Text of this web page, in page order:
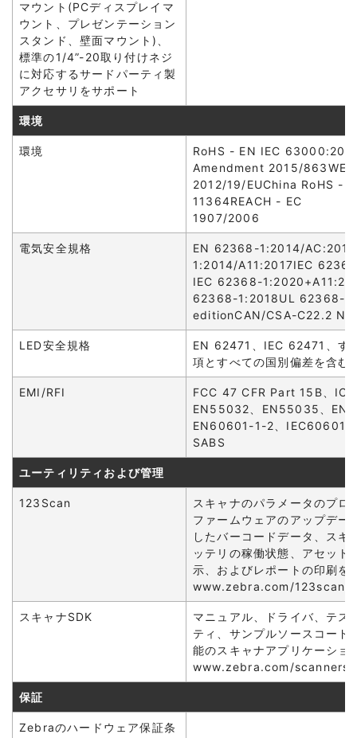
マウント(PCディスプレイマ
ウント、プレゼンテーション
スタンド、壁面マウント)、
標準の1/4”-20取り付けネジ
に対応するサードパーティ製
アクセサリをサポート
環境
環境
RoHS - EN IEC
Amendment 2015/
2012/19/EUChina RoHS -
11364REACH - EC
1907/2006
電気安全規格
EN 62368-1:2014/
1:2014/A11:2017IEC
IEC 62368-
62368-1:2018UL 62368-
editionCAN/CSA-C22.2
LED安全規格
EN 62471、IEC 62471、す
項とすべての国別偏差を含む
EMI/RFI
FCC 47 CFR Part 15B、
EN55032、EN55035、
EN60601-1-2、IEC60601-
SABS
ユーティリティおよび管理
123Scan
スキャナのパラメータのプロ
ファームウェアのアップデー
したバーコードデータ、スキ
ッテリの稼働状態、アセット
示、およびレポートの印刷を
www.zebra.com/123scan
スキャナSDK
マニュアル、ドライバ、テス
ティ、サンプルソースコード
能のスキャナアプリケーショ
www.zebra.com/
保証
Zebraのハードウェア保証条